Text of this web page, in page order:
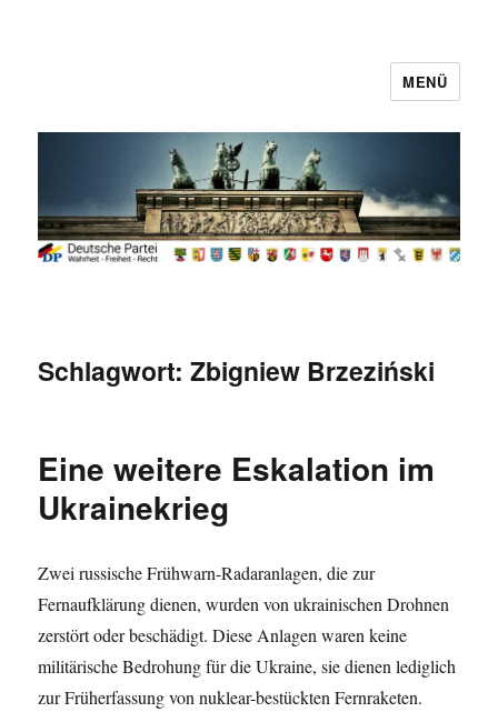
MENÜ
Schlagwort:Zbigniew Brzeziński
Eine weitere Eskalation im
Ukrainekrieg
Zwei russische Frühwarn-Radaranlagen, die zur
Fernaufklärung dienen, wurden von ukrainischen Drohnen
zerstört oder beschädigt. Diese Anlagen waren keine
militärische Bedrohung für die Ukraine, sie dienen lediglich
zur Früherfassung von nuklear-bestückten Fernraketen.